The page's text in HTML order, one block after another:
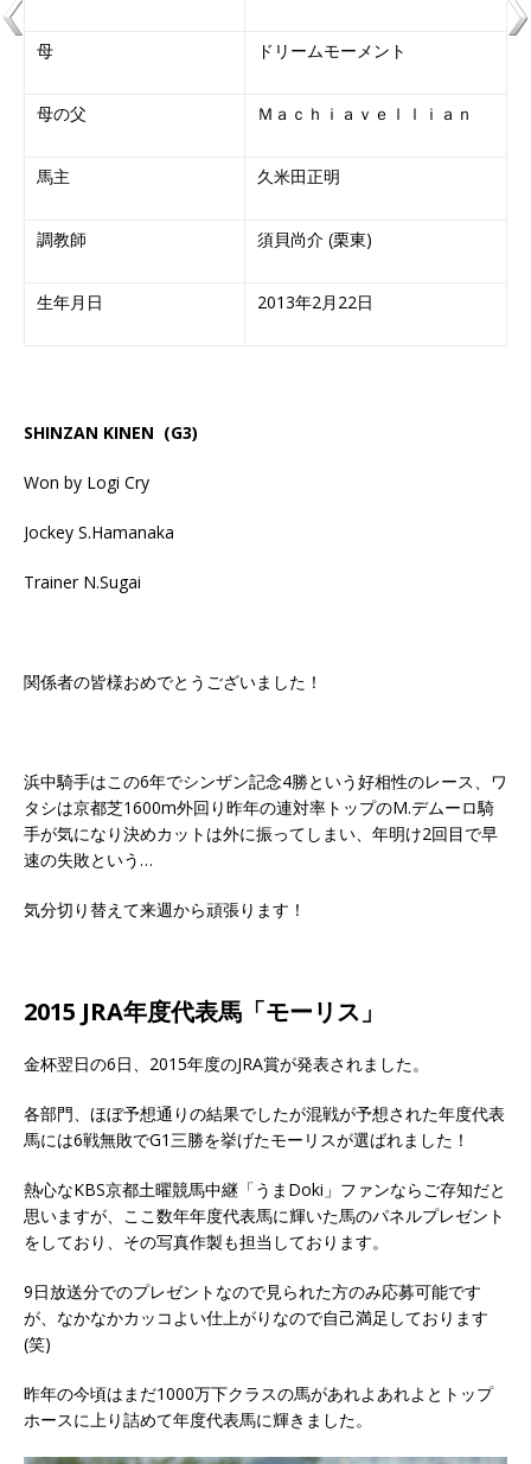
母 ドリームモーメント
母の父 Ｍａｃｈｉａｖｅｌｌｉａｎ
馬主 久米田正明
調教師 須貝尚介 (栗東)
生年月日 2013年2月22日
SHINZAN KINEN (G3)
Won by Logi Cry
Jockey S.Hamanaka
Trainer N.Sugai
関係者の皆様おめでとうございました！
浜中騎手はこの6年でシンザン記念4勝という好相性のレース、ワ
タシは京都芝1600m外回り昨年の連対率トップのM.デムーロ騎
手が気になり決めカットは外に振ってしまい、年明け2回目で早
速の失敗という…
気分切り替えて来週から頑張ります！
2015 JRA年度代表馬「モーリス」
金杯翌日の6日、2015年度のJRA賞が発表されました。
各部門、ほぼ予想通りの結果でしたが混戦が予想された年度代表
馬には6戦無敗でG1三勝を挙げたモーリスが選ばれました！
熱心なKBS京都土曜競馬中継「うまDoki」ファンならご存知だと
思いますが、ここ数年年度代表馬に輝いた馬のパネルプレゼント
をしており、その写真作製も担当しております。
9日放送分でのプレゼントなので見られた方のみ応募可能です
が、なかなかカッコよい仕上がりなので自己満足しております
(笑)
昨年の今頃はまだ1000万下クラスの馬があれよあれよとトップ
ホースに上り詰めて年度代表馬に輝きました。